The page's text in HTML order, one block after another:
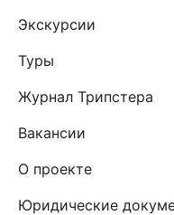
Экскурсии
Туры
Журнал Трипстера
Вакансии
О проекте
Юридические